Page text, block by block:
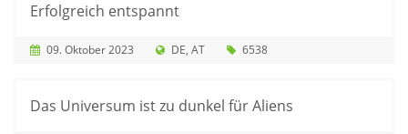
Erfolgreich entspannt
09. Oktober 2023 DE AT 6538
Das Universum ist zu dunkel für Aliens